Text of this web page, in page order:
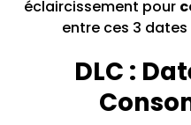
éclaircissement pour
entre ces 3
DLC :